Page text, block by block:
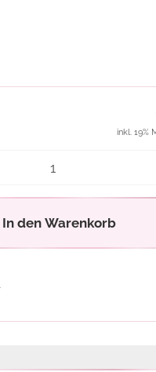
inkl. 19%
In den Warenkorb